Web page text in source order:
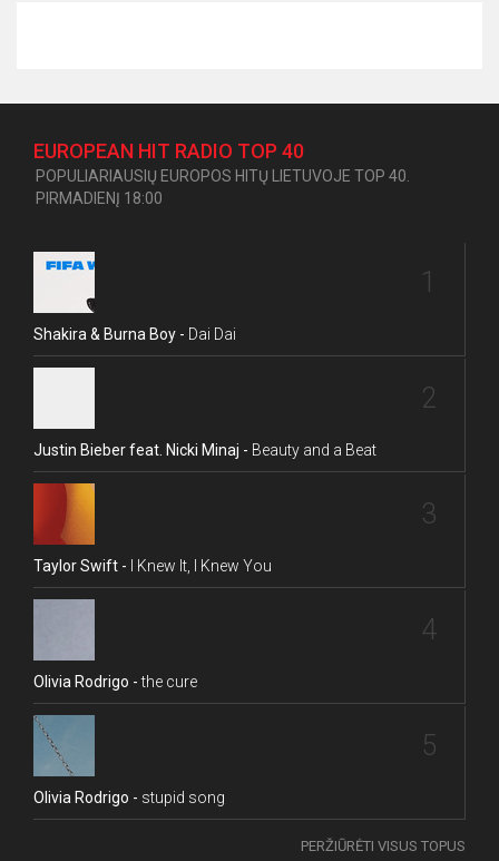
EUROPEAN HIT RADIO TOP 40
POPULIARIAUSIŲ EUROPOS HITŲ LIETUVOJE TOP 40.
PIRMADIENĮ 18:00
1
Shakira & Burna Boy - Dai Dai
2
Justin Bieber feat. Nicki Minaj - Beauty and a Beat
3
Taylor Swift - I Knew It, I Knew You
4
Olivia Rodrigo -the cure
5
Olivia Rodrigo - stupid song
PERŽIŪRĖTI VISUS TOPUS